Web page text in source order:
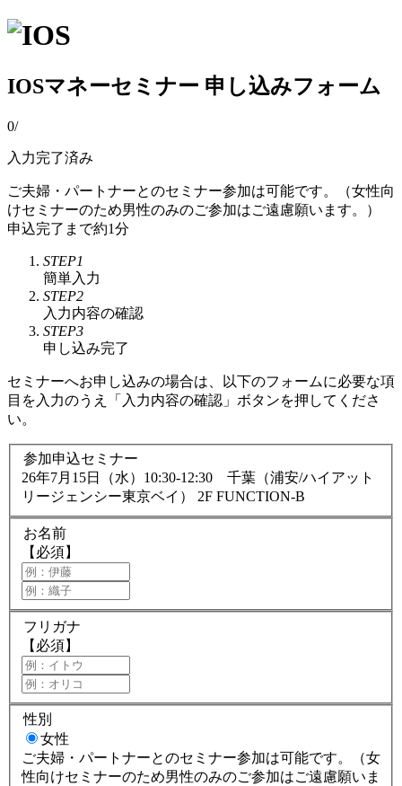
IOSマネーセミナー 申し込みフォーム
0/
入力完了済み
ご夫婦・パートナーとのセミナー参加は可能です。（女性向
けセミナーのため男性のみのご参加はご遠慮願います。）
申込完了まで約1分
STEP1
簡単入力
STEP2
入力内容の確認
STEP3
申し込み完了
セミナーへお申し込みの場合は、以下のフォームに必要な項
目を入力のうえ「入力内容の確認」ボタンを押してくださ
い。
参加申込セミナー
26年7月15日（水）10:30-12:30 千葉（浦安/ハイアット
リージェンシー東京ベイ） 2F FUNCTION-B
お名前
【必須】
フリガナ
【必須】
性別
女性
ご夫婦・パートナーとのセミナー参加は可能です。（女
性向けセミナーのため男性のみのご参加はご遠慮願いま